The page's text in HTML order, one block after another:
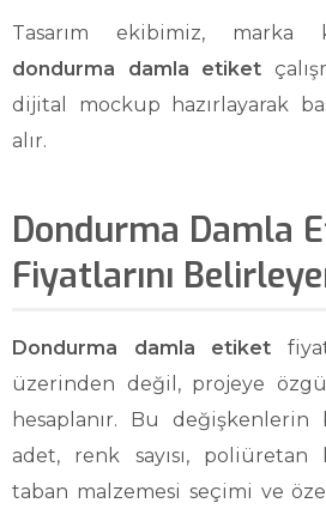
Tasarım ekibimiz, marka
dondurma damla etiket
dijital mockup hazırlayarak
alır.
Dondurma Damla
Fiyatlarını
Dondurma damla etiket
üzerinden değil, projeye
hesaplanır. Bu değişkenlerin
adet, renk sayısı, poliüretan
taban malzemesi seçimi ve